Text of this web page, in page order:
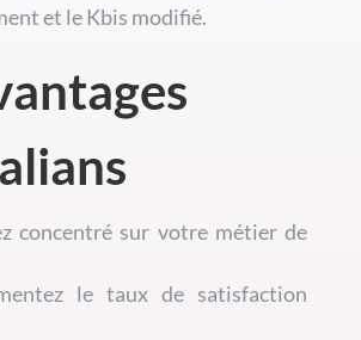
et le Kbis modifié.
concentré sur votre métier de
le taux de satisfaction